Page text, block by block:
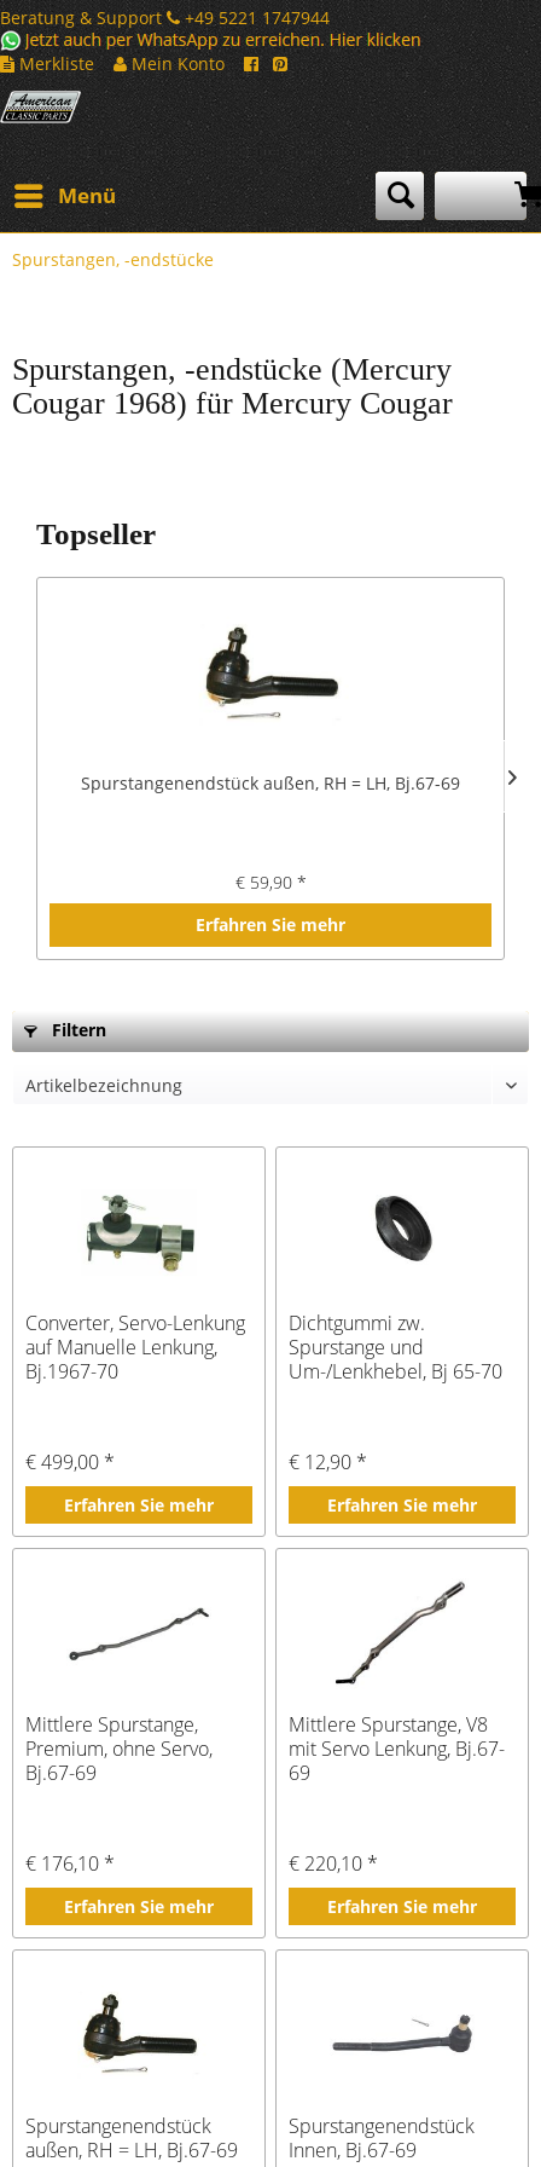
Beratung & Support
+49 5221 1747944
Merkliste
Mein Konto
Menü
Spurstangen, -endstücke
Spurstangen, -endstücke (Mercury
Cougar 1968) für Mercury Cougar
Topseller
Spurstangenendstück außen, RH = LH, Bj.67-69
€ 59,90 *
Erfahren Sie mehr
Filtern
Converter, Servo-Lenkung
auf Manuelle Lenkung,
Bj.1967-70
€ 499,00 *
Erfahren Sie mehr
Dichtgummi zw.
Spurstange und
Um-/Lenkhebel, Bj 65-70
€ 12,90 *
Erfahren Sie mehr
Mittlere Spurstange,
Premium, ohne Servo,
Bj.67-69
€ 176,10 *
Erfahren Sie mehr
Mittlere Spurstange, V8
mit Servo Lenkung, Bj.67-
69
€ 220,10 *
Erfahren Sie mehr
Spurstangenendstück
außen, RH = LH, Bj.67-69
Spurstangenendstück
Innen, Bj.67-69